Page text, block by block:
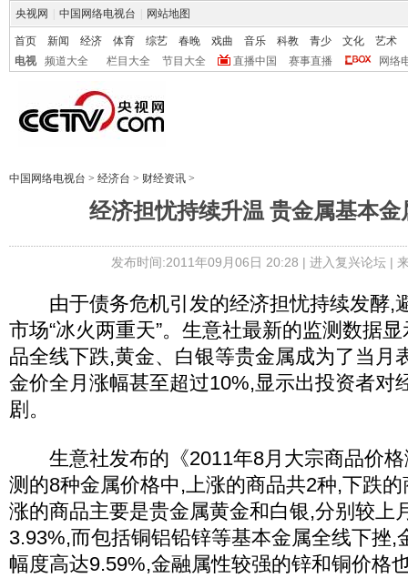
央视网 中国网络电视台 网站地图
首页 新闻 经济 体育 综艺 春晚 戏曲 音乐 科教 青少 文化
艺术
电视
频道大全 栏目大全 节目大全 直播中国 赛事直播 网络
中国网络电视台 > 经济台 > 财经资讯 >
经济担忧持续升温 贵金属基本金
发布时间:2011年09月06日 20:28 | 进入复兴论坛|
由于债务危机引发的经济担忧持续发酵,
市场“冰火两重天”。生意社最新的监测数据
品全线下跌,黄金、白银等贵金属成为了当月
金价全月涨幅甚至超过10%,显示出投资者对
剧。
生意社发布的《2011年8月大宗商品价格
测的8种金属价格中,上涨的商品共2种,下跌
涨的商品主要是贵金属黄金和白银,分别较上
3.93%,而包括铜铝铅锌等基本金属全线下挫,
幅度高达9.59%,金融属性较强的锌和铜价格